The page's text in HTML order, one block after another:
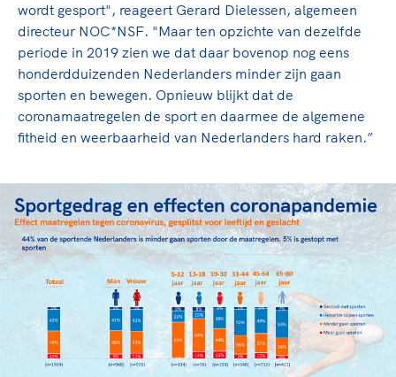
wordt gesport", reageert Gerard Dielessen, algemeen
directeur NOC*NSF. "Maar ten opzichte van dezelfde
periode in 2019 zien we dat daar bovenop nog eens
honderdduizenden Nederlanders minder zijn gaan
sporten en bewegen. Opnieuw blijkt dat de
coronamaatregelen de sport en daarmee de algemene
fitheid en weerbaarheid van Nederlanders hard raken.”